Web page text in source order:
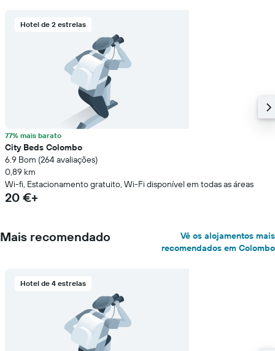
Hotel de 2 estrelas
77% mais barato
City Beds Colombo
6.9 Bom (264 avaliações)
0,89 km
Wi-fi, Estacionamento gratuito, Wi-Fi disponível em todas as áreas
20 €+
Mais recomendado
Vê os alojamentos mais
recomendados em Colombo
Hotel de 4 estrelas